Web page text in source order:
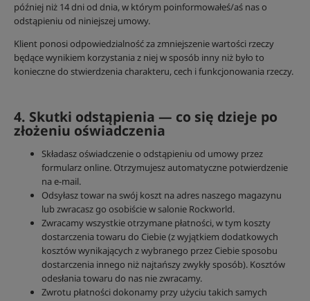
później niż 14 dni od dnia, w którym poinformowałeś/aś nas o
odstąpieniu od niniejszej umowy.
Klient ponosi odpowiedzialność za zmniejszenie wartości rzeczy
będące wynikiem korzystania z niej w sposób inny niż było to
konieczne do stwierdzenia charakteru, cech i funkcjonowania rzeczy.
4. Skutki odstąpienia — co się dzieje po
złożeniu oświadczenia
Składasz oświadczenie o odstąpieniu od umowy przez
formularz online. Otrzymujesz automatyczne potwierdzenie
na e-mail.
Odsyłasz towar na swój koszt na adres naszego magazynu
lub zwracasz go osobiście w salonie Rockworld.
Zwracamy wszystkie otrzymane płatności, w tym koszty
dostarczenia towaru do Ciebie (z wyjątkiem dodatkowych
kosztów wynikających z wybranego przez Ciebie sposobu
dostarczenia innego niż najtańszy zwykły sposób). Kosztów
odesłania towaru do nas nie zwracamy.
Zwrotu płatności dokonamy przy użyciu takich samych